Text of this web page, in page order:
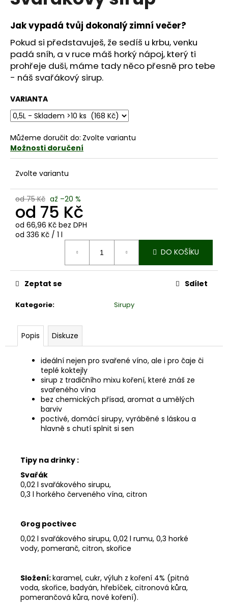
5
hvězdiček.
Jak vypadá tvůj dokonalý zimní večer?
Pokud si představuješ, že sedíš u krbu, venku
padá sníh, a v ruce máš horký nápoj, který ti
prohřeje duši, máme tady něco přesně pro tebe
- náš svařákový sirup.
VARIANTA
Můžeme doručit do: Zvolte variantu
Možnosti doručení
Zvolte variantu
od 75 Kč až –20 %
od 75 Kč
od 66,96 Kč bez DPH
Měrná
od 336 Kč / 1 l
DO KOŠÍKU
Kategorie: Sirupy
Zeptat se Sdílet
Popis Diskuze
ideální nejen pro svařené víno, ale i pro čaje či
teplé koktejly
sirup z tradičního mixu koření, které znáš ze
svařeného vína
bez chemických přísad, aromat a umělých
barviv
poctivé, domácí sirupy, vyráběné s láskou a
hlavně s chutí splnit si sen
Tipy na drinky :
Svařák
0,02 l svařákového sirupu,
0,3 l horkého červeného vína, citron
Grog poctivec
0,02 l svařákového sirupu, 0,02 l rumu, 0,3 horké
vody, pomeranč, citron, skořice
Složení:karamel, cukr, výluh z koření 4% (pitná
voda, skořice, badyán, hřebíček, citronová kůra,
pomerančová kůra, nové koření).
j
í
t
?
HLEDAT
D
o
p
o
u
č
u
m
e
SIRUP
MÁTOU